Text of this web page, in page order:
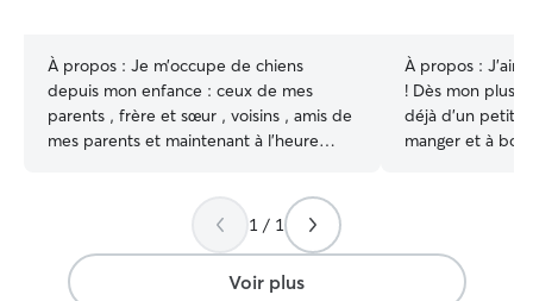
À propos : Je m’occupe de chiens
depuis mon enfance : ceux de mes
parents , frère et sœur , voisins , amis de
mes parents et maintenant à l’heure
également propriétaire d’un chien Truff
et d’un chat Minou qui seront ravis de
vous rencontrer. Je suis actuellement en
pleine révision pour être diplômé
À propos :
! Dès mon plus
déjà d’un petit
manger et à
plusieurs
compagnie,
1 / 1
Voir plus